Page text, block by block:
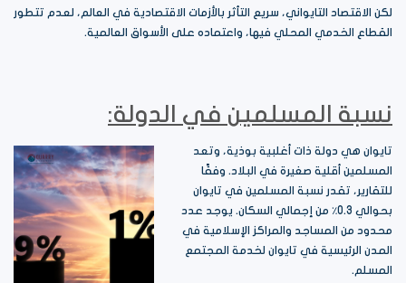
لكن الاقتصاد التايواني، سريع التأثر بالأزمات الاقتصادية في العالم، لعدم تتطور
القطاع الخدمي المحلي فيها، واعتماده على الأسواق العالمية.
نسبة المسلمين في الدولة:
تايوان هي دولة ذات أغلبية بوذية، وتعد
المسلمين أقلية صغيرة في البلاد. وفقًا
للتقارير، تقدر نسبة المسلمين في تايوان
بحوالي 0.3٪ من إجمالي السكان. يوجد عدد
محدود من المساجد والمراكز الإسلامية في
المدن الرئيسية في تايوان لخدمة المجتمع
المسلم.